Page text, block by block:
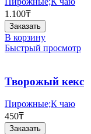
1.100₸
Заказать
В корзину
Быстрый просмотр
Творожый кекс
Пирожные;К чаю
450₸
Заказать